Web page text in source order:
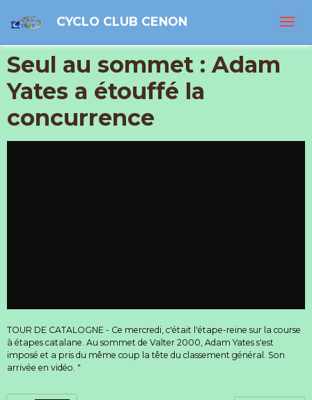
CYCLO CLUB CENON
Seul au sommet : Adam
Yates a étouffé la
concurrence
TOUR DE CATALOGNE - Ce mercredi, c'était l'étape-reine sur la course
à étapes catalane. Au sommet de Valter 2000, Adam Yates s'est
imposé et a pris du même coup la tête du classement général. Son
arrivée en vidéo. "